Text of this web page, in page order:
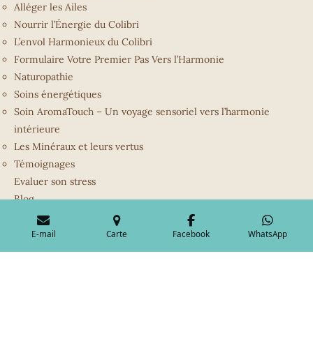
Alléger les Ailes
Nourrir l’Énergie du Colibri
L’envol Harmonieux du Colibri
Formulaire Votre Premier Pas Vers l’Harmonie
Naturopathie
Soins énergétiques
Soin AromaTouch – Un voyage sensoriel vers l’harmonie
intérieure
Les Minéraux et leurs vertus
Témoignages
Evaluer son stress
Blog
Programme de fidélité
Bonus
© 2023 - 2026 moment-naturailes.fr
E-mail Carte Facebook WhatsApp